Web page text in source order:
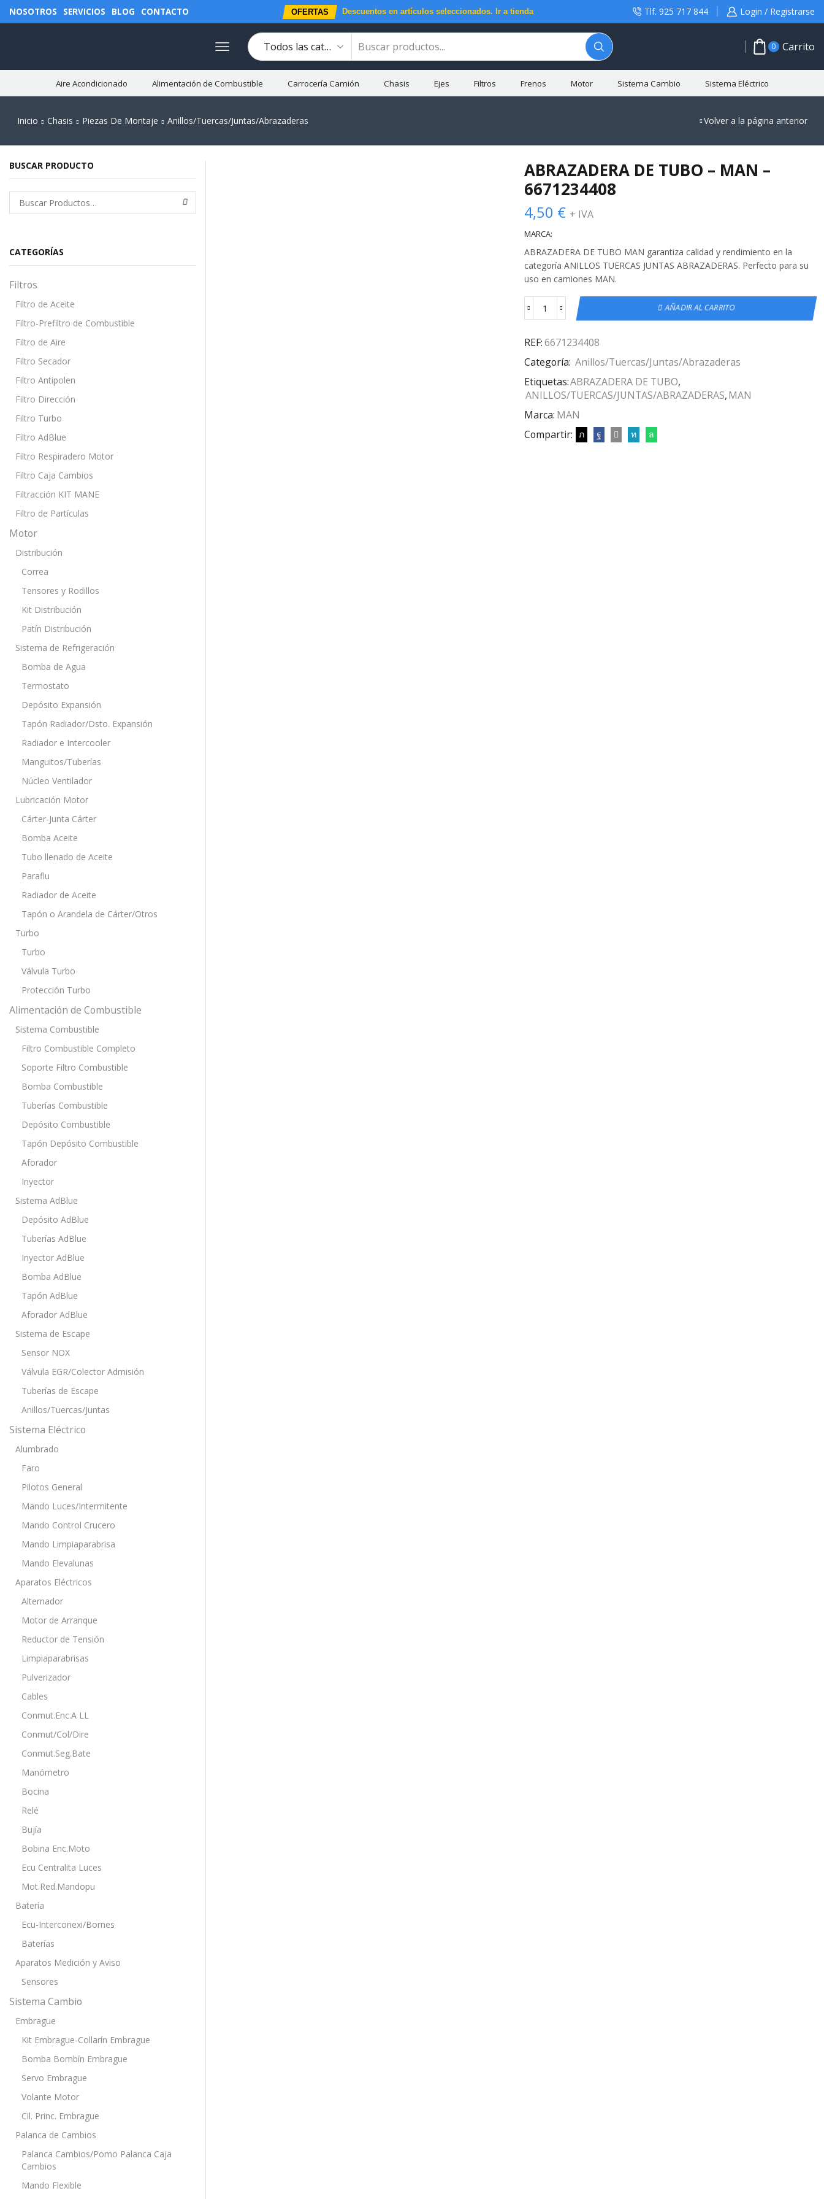
NOSOTROS SERVICIOS BLOG CONTACTO OFERTAS Descuentos en artículos seleccionados. Ir a tienda Tlf. 925 717 844 Login / Registrarse
0 Carrito
Aire Acondicionado Alimentación de Combustible Carrocería Camión Chasis Ejes Filtros Frenos Motor Sistema Cambio Sistema Eléctrico
Inicio Chasis Piezas De Montaje Anillos/Tuercas/Juntas/Abrazaderas Volver a la página anterior
ABRAZADERA DE TUBO – MAN –
6671234408
4,50 € + IVA
MARCA:
ABRAZADERA DE TUBO MAN garantiza calidad y rendimiento en la
categoría ANILLOS TUERCAS JUNTAS ABRAZADERAS. Perfecto para su
uso en camiones MAN.
AÑADIR AL CARRITO
REF:6671234408
Categoría: Anillos/Tuercas/Juntas/Abrazaderas
Etiquetas:ABRAZADERA DE TUBO,
ANILLOS/TUERCAS/JUNTAS/ABRAZADERAS,MAN
Marca: MAN
Compartir:
BUSCAR PRODUCTO
CATEGORÍAS
Filtros
Filtro de Aceite
Filtro-Prefiltro de Combustible
Filtro de Aire
Filtro Secador
Filtro Antipolen
Filtro Dirección
Filtro Turbo
Filtro AdBlue
Filtro Respiradero Motor
Filtro Caja Cambios
Filtracción KIT MANE
Filtro de Partículas
Motor
Distribución
Correa
Tensores y Rodillos
Kit Distribución
Patín Distribución
Sistema de Refrigeración
Bomba de Agua
Termostato
Depósito Expansión
Tapón Radiador/Dsto. Expansión
Radiador e Intercooler
Manguitos/Tuberías
Núcleo Ventilador
Lubricación Motor
Cárter-Junta Cárter
Bomba Aceite
Tubo llenado de Aceite
Paraflu
Radiador de Aceite
Tapón o Arandela de Cárter/Otros
Turbo
Turbo
Válvula Turbo
Protección Turbo
Alimentación de Combustible
Sistema Combustible
Filtro Combustible Completo
Soporte Filtro Combustible
Bomba Combustible
Tuberías Combustible
Depósito Combustible
Tapón Depósito Combustible
Aforador
Inyector
Sistema AdBlue
Depósito AdBlue
Tuberías AdBlue
Inyector AdBlue
Bomba AdBlue
Tapón AdBlue
Aforador AdBlue
Sistema de Escape
Sensor NOX
Válvula EGR/Colector Admisión
Tuberías de Escape
Anillos/Tuercas/Juntas
Sistema Eléctrico
Alumbrado
Faro
Pilotos General
Mando Luces/Intermitente
Mando Control Crucero
Mando Limpiaparabrisa
Mando Elevalunas
Aparatos Eléctricos
Alternador
Motor de Arranque
Reductor de Tensión
Limpiaparabrisas
Pulverizador
Cables
Conmut.Enc.A LL
Conmut/Col/Dire
Conmut.Seg.Bate
Manómetro
Bocina
Relé
Bujía
Bobina Enc.Moto
Ecu Centralita Luces
Mot.Red.Mandopu
Batería
Ecu-Interconexi/Bornes
Baterías
Aparatos Medición y Aviso
Sensores
Sistema Cambio
Embrague
Kit Embrague-Collarín Embrague
Bomba Bombín Embrague
Servo Embrague
Volante Motor
Cil. Princ. Embrague
Palanca de Cambios
Palanca Cambios/Pomo Palanca Caja
Cambios
Mando Flexible